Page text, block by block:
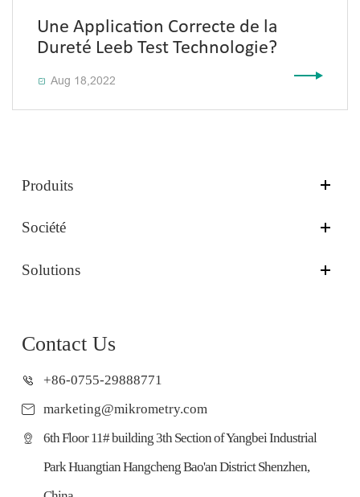
Une Application Correcte de la
Dureté Leeb Test Technologie?
 Aug 18,2022
Produits
Société
Solutions
Contact Us
+86-0755-29888771
marketing@mikrometry.com
6th Floor 11# building 3th Section of Yangbei Industrial
Park Huangtian Hangcheng Bao'an District Shenzhen,